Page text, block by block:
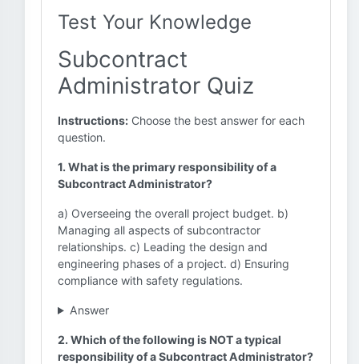
Test Your Knowledge
Subcontract
Administrator Quiz
Instructions: Choose the best answer for each
question.
1. What is the primary responsibility of a
Subcontract Administrator?
a) Overseeing the overall project budget. b)
Managing all aspects of subcontractor
relationships. c) Leading the design and
engineering phases of a project. d) Ensuring
compliance with safety regulations.
Answer
2. Which of the following is NOT a typical
responsibility of a Subcontract Administrator?